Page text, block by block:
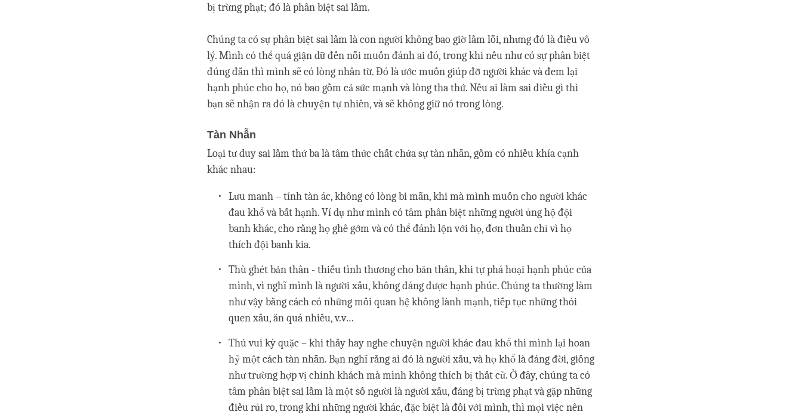
bị trừng phạt; đó là phân biệt sai lầm.
Chúng ta có sự phân biệt sai lầm là con người không bao giờ lầm lỗi, nhưng đó là điều vô
lý. Mình có thể quá giận dữ đến nỗi muốn đánh ai đó, trong khi nếu như có sự phân biệt
đúng đắn thì mình sẽ có lòng nhân từ. Đó là ước muốn giúp đỡ người khác và đem lại
hạnh phúc cho họ, nó bao gồm cả sức mạnh và lòng tha thứ. Nếu ai làm sai điều gì thì
bạn sẽ nhận ra đó là chuyện tự nhiên, và sẽ không giữ nó trong lòng.
Tàn Nhẫn
Loại tư duy sai lầm thứ ba là tâm thức chất chứa sự tàn nhẫn, gồm có nhiều khía cạnh
khác nhau:
Lưu manh – tính tàn ác, không có lòng bi mẫn, khi mà mình muốn cho người khác
đau khổ và bất hạnh. Ví dụ như mình có tâm phân biệt những người ủng hộ đội
banh khác, cho rằng họ ghê gớm và có thể đánh lộn với họ, đơn thuần chỉ vì họ
thích đội banh kia.
Thù ghét bản thân - thiếu tình thương cho bản thân, khi tự phá hoại hạnh phúc của
mình, vì nghĩ mình là người xấu, không đáng được hạnh phúc. Chúng ta thường làm
như vậy bằng cách có những mối quan hệ không lành mạnh, tiếp tục những thói
quen xấu, ăn quá nhiều, v.v…
Thú vui kỳ quặc – khi thấy hay nghe chuyện người khác đau khổ thì mình lại hoan
hỷ một cách tàn nhẫn. Bạn nghĩ rằng ai đó là người xấu, và họ khổ là đáng đời, giống
như trường hợp vị chính khách mà mình không thích bị thất cử. Ở đây, chúng ta có
tâm phân biệt sai lầm là một số người là người xấu, đáng bị trừng phạt và gặp những
điều rủi ro, trong khi những người khác, đặc biệt là đối với mình, thì mọi việc nên